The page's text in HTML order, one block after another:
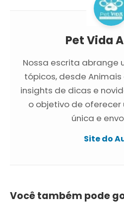
Pet Vida
Nossa escrita abrange
tópicos, desde
insights de dicas e
o objetivo de
única e
Site do
Você também pode